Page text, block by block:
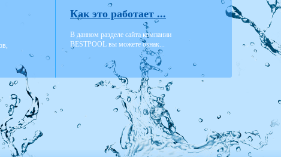
Как это работает ...
В данном разделе сайта компании
BESTPOOL вы можете ознак...